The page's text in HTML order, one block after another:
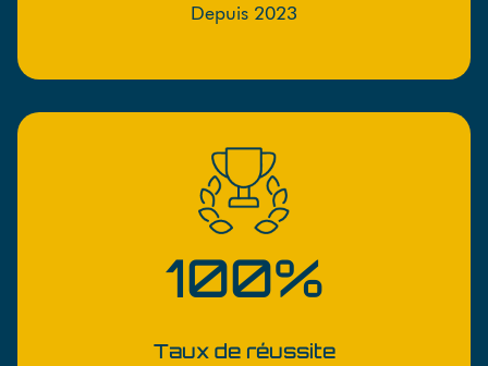
Depuis 2023
100%
Taux de réussite